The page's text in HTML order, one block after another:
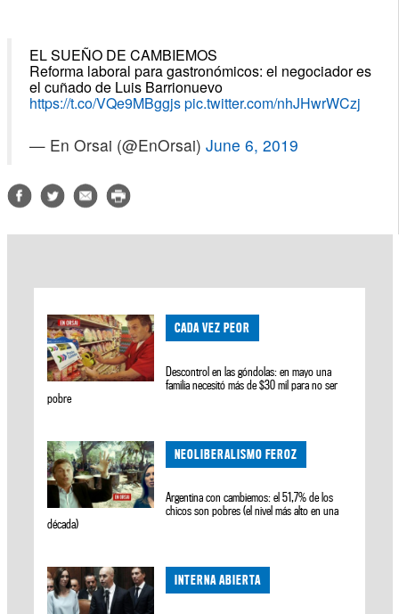
EL SUEÑO DE CAMBIEMOS
Reforma laboral para gastronómicos: el negociador es
el cuñado de Luis Barrionuevo
https://t.co/VQe9MBggjspic.twitter.com/nhJHwrWCzj
— En Orsai (@EnOrsai) June 6, 2019
CADA VEZ PEOR
Descontrol en las góndolas: en mayo una
familia necesitó más de $30 mil para no ser
pobre
NEOLIBERALISMO FEROZ
Argentina con cambiemos: el 51,7% de los
chicos son pobres (el nivel más alto en una
década)
INTERNA ABIERTA